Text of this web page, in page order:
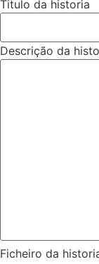
Titulo da historia
Descrição da
Ficheiro da